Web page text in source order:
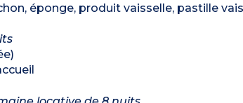
éponge, produit vaisselle, pastille